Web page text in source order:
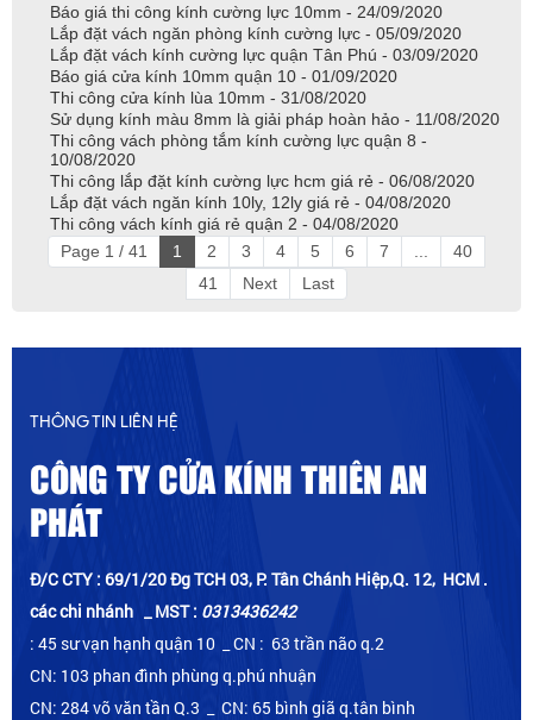
Báo giá thi công kính cường lực 10mm - 24/09/2020
Lắp đặt vách ngăn phòng kính cường lực - 05/09/2020
Lắp đặt vách kính cường lực quận Tân Phú - 03/09/2020
Báo giá cửa kính 10mm quận 10 - 01/09/2020
Thi công cửa kính lùa 10mm - 31/08/2020
Sử dụng kính màu 8mm là giải pháp hoàn hảo - 11/08/2020
Thi công vách phòng tắm kính cường lực quận 8 -
10/08/2020
Thi công lắp đặt kính cường lực hcm giá rẻ - 06/08/2020
Lắp đặt vách ngăn kính 10ly, 12ly giá rẻ - 04/08/2020
Thi công vách kính giá rẻ quận 2 - 04/08/2020
Page 1 / 41
1 2 3 4 5 6 7
40
41
Next Last
THÔNG TIN LIÊN HỆ
CÔNG TY CỬA KÍNH THIÊN AN
PHÁT
Đ/C CTY : 69/1/20 Đg TCH 03, P. Tân Chánh Hiệp,Q. 12, HCM .
các chi nhánh _ MST : 0313436242
: 45 sư vạn hạnh quận 10 _ CN : 63 trần não q.2
CN: 103 phan đình phùng q.phú nhuận
CN: 284 võ văn tần Q.3 _ CN: 65 bình giã q.tân bình